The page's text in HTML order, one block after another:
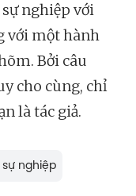
nghiệp với
với một hành
Bởi câu
cho cùng, chỉ
là tác giả.
nghiệp